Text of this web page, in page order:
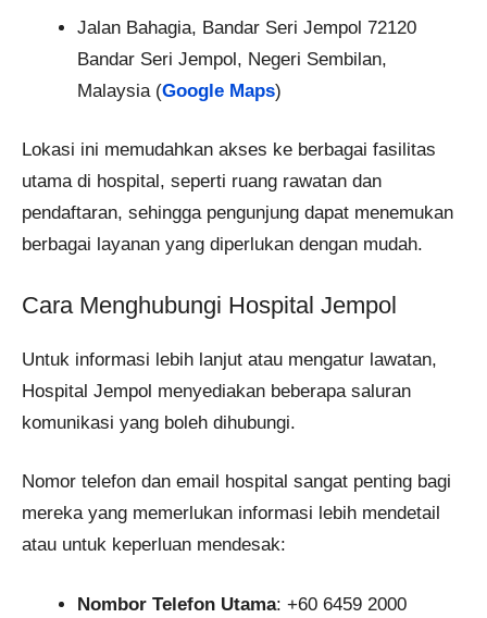
Jalan Bahagia, Bandar Seri Jempol 72120
Bandar Seri Jempol, Negeri Sembilan,
Malaysia (Google Maps)
Lokasi ini memudahkan akses ke berbagai fasilitas
utama di hospital, seperti ruang rawatan dan
pendaftaran, sehingga pengunjung dapat menemukan
berbagai layanan yang diperlukan dengan mudah.
Cara Menghubungi Hospital Jempol
Untuk informasi lebih lanjut atau mengatur lawatan,
Hospital Jempol menyediakan beberapa saluran
komunikasi yang boleh dihubungi.
Nomor telefon dan email hospital sangat penting bagi
mereka yang memerlukan informasi lebih mendetail
atau untuk keperluan mendesak:
Nombor Telefon Utama: +60 6459 2000